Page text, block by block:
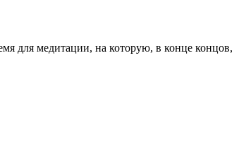
для медитации, на которую, в конце концов,